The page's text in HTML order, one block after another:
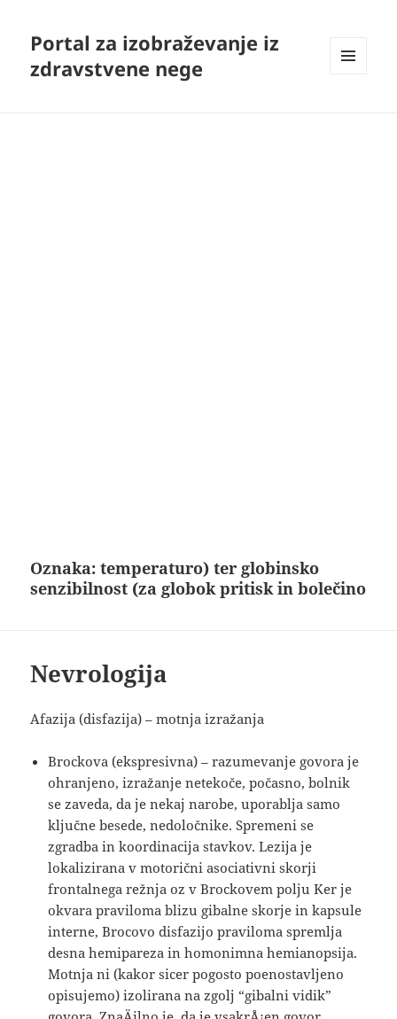
Portal za izobraževanje iz
zdravstvene nege
Oznaka:temperaturo) ter globinsko
senzibilnost (za globok pritisk in bolečino
Nevrologija
Afazija (disfazija) – motnja izražanja
Brockova (ekspresivna) – razumevanje govora je
ohranjeno, izražanje netekoče, počasno, bolnik
se zaveda, da je nekaj narobe, uporablja samo
ključne besede, nedoločnike. Spremeni se
zgradba in koordinacija stavkov. Lezija je
lokalizirana v motorični asociativni skorji
frontalnega režnja oz v Brockovem polju Ker je
okvara praviloma blizu gibalne skorje in kapsule
interne, Brocovo disfazijo praviloma spremlja
desna hemipareza in homonimna hemianopsija.
Motnja ni (kakor sicer pogosto poenostavljeno
opisujemo) izolirana na zgolj “gibalni vidik”